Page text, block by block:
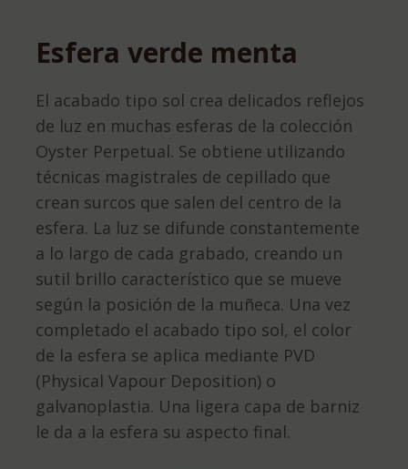
Esfera verde menta
El acabado tipo sol crea delicados reflejos
de luz en muchas esferas de la colección
Oyster Perpetual. Se obtiene utilizando
técnicas magistrales de cepillado que
crean surcos que salen del centro de la
esfera. La luz se difunde constantemente
a lo largo de cada grabado, creando un
sutil brillo característico que se mueve
según la posición de la muñeca. Una vez
completado el acabado tipo sol, el color
de la esfera se aplica mediante PVD
(Physical Vapour Deposition) o
galvanoplastia. Una ligera capa de barniz
le da a la esfera su aspecto final.